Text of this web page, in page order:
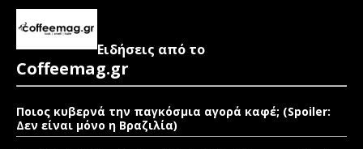
Ειδήσεις από το
Coffeemag.gr
Ποιος κυβερνά την παγκόσμια αγορά καφέ; (Spoiler:
Δεν είναι μόνο η Βραζιλία)